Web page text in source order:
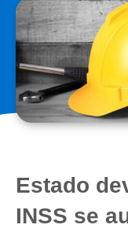
Estado
INSS se